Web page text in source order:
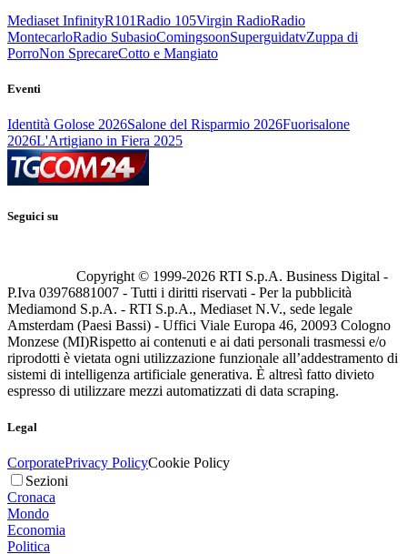
Mediaset InfinityR101Radio 105Virgin RadioRadio
MontecarloRadio SubasioComingsoonSuperguidatvZuppa di
PorroNon SprecareCotto e Mangiato
Eventi
Identità Golose 2026Salone del Risparmio 2026Fuorisalone
2026L'Artigiano in Fiera 2025
Seguici su
Copyright © 1999-2026 RTI S.p.A. Business Digital -
P.Iva 03976881007 - Tutti i diritti riservati - Per la pubblicità
Mediamond S.p.A. - RTI S.p.A., Mediaset N.V., sede legale
Amsterdam (Paesi Bassi) - Uffici Viale Europa 46, 20093 Cologno
Monzese (MI)Rispetto ai contenuti e ai dati personali trasmessi e/o
riprodotti è vietata ogni utilizzazione funzionale all’addestramento di
sistemi di intelligenza artificiale generativa. È altresì fatto divieto
espresso di utilizzare mezzi automatizzati di data scraping.
Legal
CorporatePrivacy PolicyCookie Policy
Sezioni
Cronaca
Mondo
Economia
Politica